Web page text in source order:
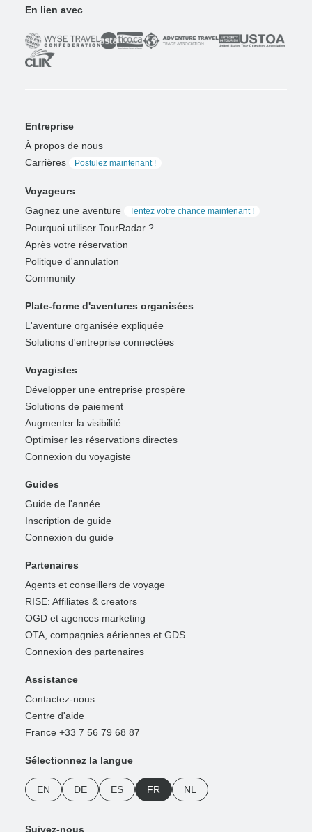
En lien avec
Entreprise
À propos de nous
Carrières
Postulez maintenant !
Voyageurs
Gagnez une aventure
Tentez votre chance maintenant !
Pourquoi utiliser TourRadar ?
Après votre réservation
Politique d'annulation
Community
Plate-forme d'aventures organisées
L'aventure organisée expliquée
Solutions d'entreprise connectées
Voyagistes
Développer une entreprise prospère
Solutions de paiement
Augmenter la visibilité
Optimiser les réservations directes
Connexion du voyagiste
Guides
Guide de l'année
Inscription de guide
Connexion du guide
Partenaires
Agents et conseillers de voyage
RISE: Affiliates & creators
OGD et agences marketing
OTA, compagnies aériennes et GDS
Connexion des partenaires
Assistance
Contactez-nous
Centre d'aide
France +33 7 56 79 68 87
Sélectionnez la langue
EN DE ES FR NL
Suivez-nous